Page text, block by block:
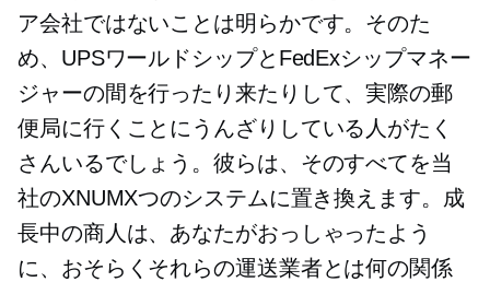
ア会社ではないことは明らかです。そのた
め、UPSワールドシップとFedExシップマネー
ジャーの間を行ったり来たりして、実際の郵
便局に行くことにうんざりしている人がたく
さんいるでしょう。彼らは、そのすべてを当
社のXNUMXつのシステムに置き換えます。成
長中の商人は、あなたがおっしゃったよう
に、おそらくそれらの運送業者とは何の関係